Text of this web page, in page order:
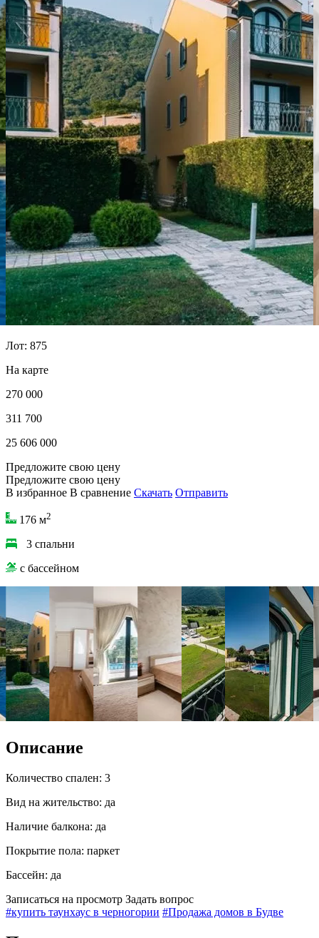
Лот: 875
На карте
270 000
311 700
25 606 000
Предложите свою цену
Предложите свою цену
В избранное В сравнение Скачать Отправить
176 м2
3 спальни
с бассейном
Описание
Количество спален: 3
Вид на жительство: да
Наличие балкона: да
Покрытие пола: паркет
Бассейн: да
Записаться на просмотр Задать вопрос
#купить таунхаус в черногории #Продажа домов в Будве